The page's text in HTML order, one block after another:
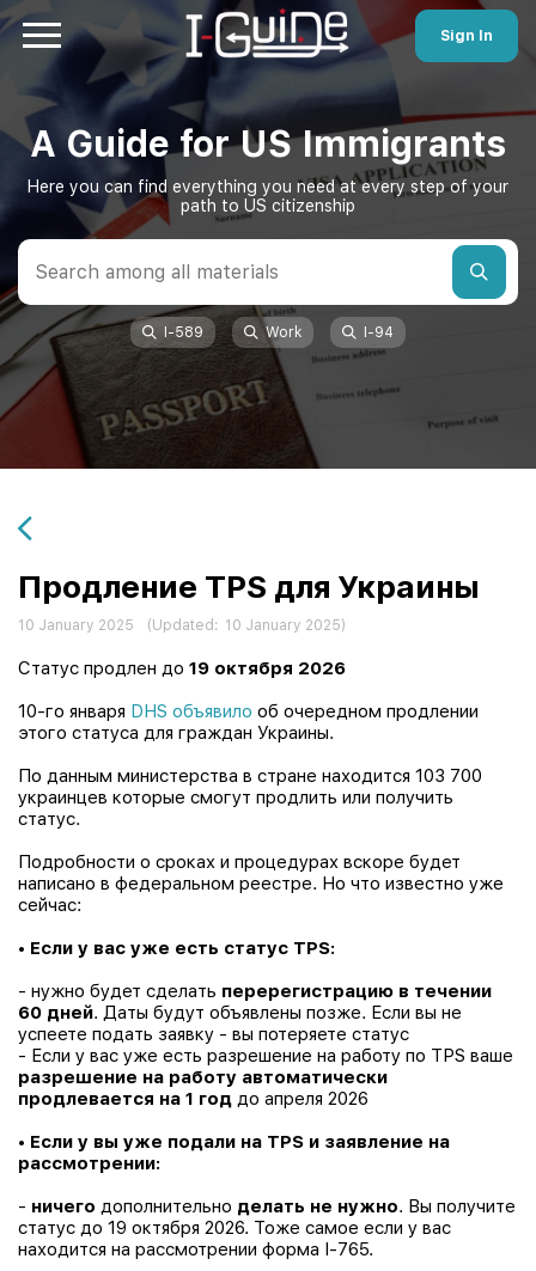
Sign In
A Guide for US Immigrants
Here you can find everything you need at every step of your
path to US citizenship
I-589 Work I-94
Продление TPS для Украины
10 January 2025 (Updated: 10 January 2025)
Статус продлен до 19 октября 2026
10-го января DHS объявило об очередном продлении
этого статуса для граждан Украины.
По данным министерства в стране находится 103 700
украинцев которые смогут продлить или получить
статус.
Подробности о сроках и процедурах вскоре будет
написано в федеральном реестре. Но что известно уже
сейчас:
• Если у вас уже есть статус TPS:
- нужно будет сделать перерегистрацию в течении
60 дней. Даты будут объявлены позже. Если вы не
успеете подать заявку - вы потеряете статус
- Если у вас уже есть разрешение на работу по TPS ваше
разрешение на работу автоматически
продлевается на 1 год до апреля 2026
• Если у вы уже подали на TPS и заявление на
рассмотрении:
- ничего дополнительно делать не нужно. Вы получите
статус до 19 октября 2026. Тоже самое если у вас
находится на рассмотрении форма I-765.